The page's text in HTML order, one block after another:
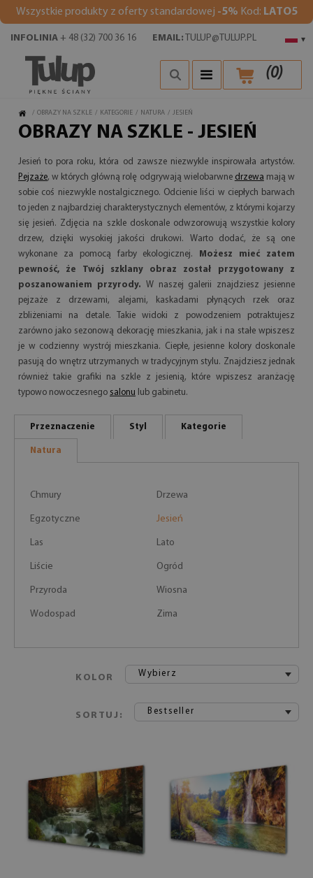
Wszystkie produkty z oferty standardowej -5% Kod: LATO5
▾
INFOLINIA + 48 (32) 700 36 16 EMAIL: TULUP@TULUP.PL
(0)
/ OBRAZY NA SZKLE / KATEGORIE / NATURA / JESIEŃ
OBRAZY NA SZKLE - JESIEŃ
Jesień to pora roku, która od zawsze niezwykle inspirowała artystów.
Pejzaże, w których główną rolę odgrywają wielobarwne drzewa mają w
sobie coś niezwykle nostalgicznego. Odcienie liści w ciepłych barwach
to jeden z najbardziej charakterystycznych elementów, z którymi kojarzy
się jesień. Zdjęcia na szkle doskonale odwzorowują wszystkie kolory
drzew, dzięki wysokiej jakości drukowi. Warto dodać, że są one
wykonane za pomocą farby ekologicznej.
Możesz mieć zatem
pewność, że Twój szklany obraz został przygotowany z
poszanowaniem przyrody. W naszej galerii znajdziesz jesienne
pejzaże z drzewami, alejami, kaskadami płynących rzek oraz
zbliżeniami na detale. Takie widoki z powodzeniem potraktujesz
zarówno jako sezonową dekorację mieszkania, jak i na stałe wpiszesz
je w codzienny wystrój mieszkania. Ciepłe, jesienne kolory doskonale
pasują do wnętrz utrzymanych w tradycyjnym stylu. Znajdziesz jednak
również takie grafiki na szkle z jesienią, które wpiszesz aranżację
typowo nowoczesnego salonu lub gabinetu.
Przeznaczenie Styl Kategorie
Natura
Chmury Drzewa
Egzotyczne Jesień
Las Lato
Liście Ogród
Przyroda Wiosna
Wodospad Zima
KOLOR Wybierz
SORTUJ: Bestseller